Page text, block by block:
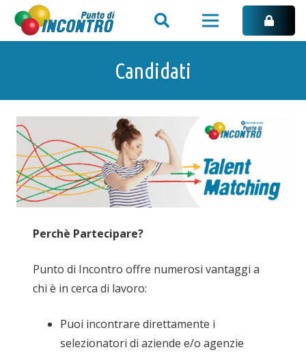
Candidati
Perchè Partecipare?
Punto di Incontro offre numerosi vantaggi a
chi è in cerca di lavoro:
Puoi incontrare direttamente i
selezionatori di aziende e/o agenzie